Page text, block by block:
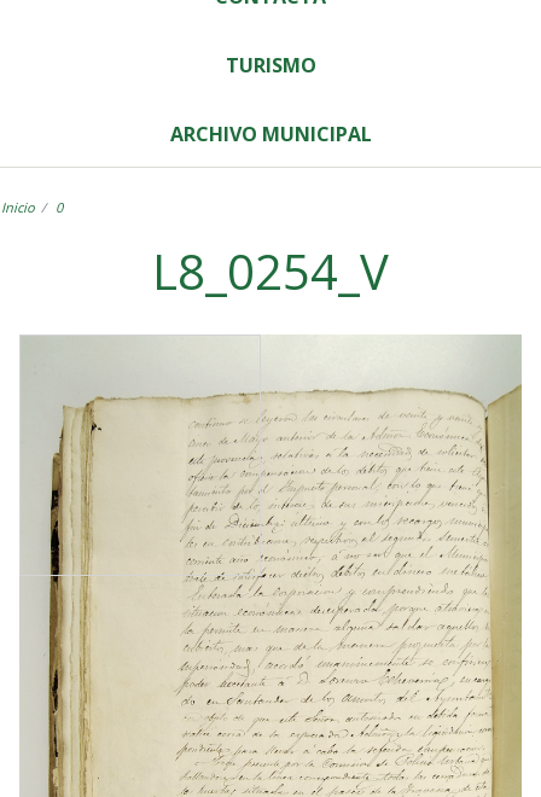
TURISMO
ARCHIVO MUNICIPAL
Inicio 0
L8_0254_V